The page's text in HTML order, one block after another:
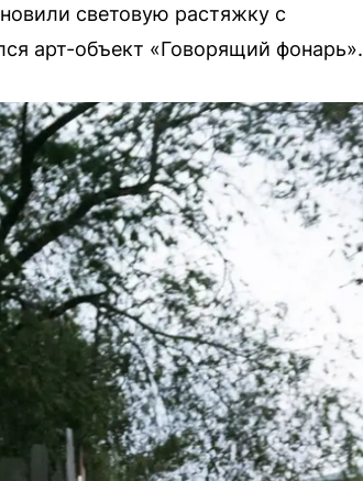
световую растяжку с
арт-объект «Говорящий фонарь».